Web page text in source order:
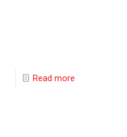
Read more